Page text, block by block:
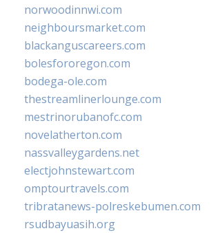
norwoodinnwi.com
neighboursmarket.com
blackanguscareers.com
bolesfororegon.com
bodega-ole.com
thestreamlinerlounge.com
mestrinorubanofc.com
novelatherton.com
nassvalleygardens.net
electjohnstewart.com
omptourtravels.com
tribratanews-polreskebumen.com
rsudbayuasih.org